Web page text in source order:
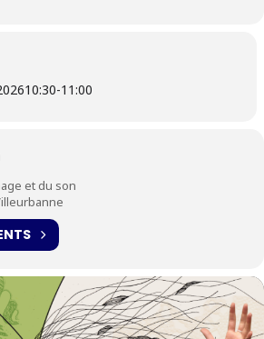
10:30-11:00
et du son